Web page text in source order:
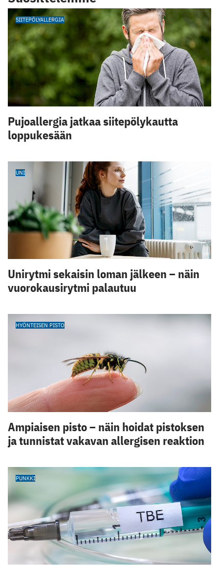
SIITEPÖLYALLERGIA
Pujoallergia jatkaa siitepölykautta
loppukesään
UNI
Unirytmi sekaisin loman jälkeen – näin
vuorokausirytmi palautuu
HYÖNTEISEN PISTO
Ampiaisen pisto – näin hoidat pistoksen
ja tunnistat vakavan allergisen reaktion
PUNKKI